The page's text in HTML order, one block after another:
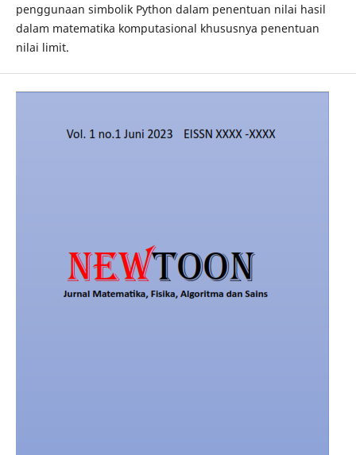
penggunaan simbolik Python dalam penentuan nilai hasil
dalam matematika komputasional khususnya penentuan
nilai limit.